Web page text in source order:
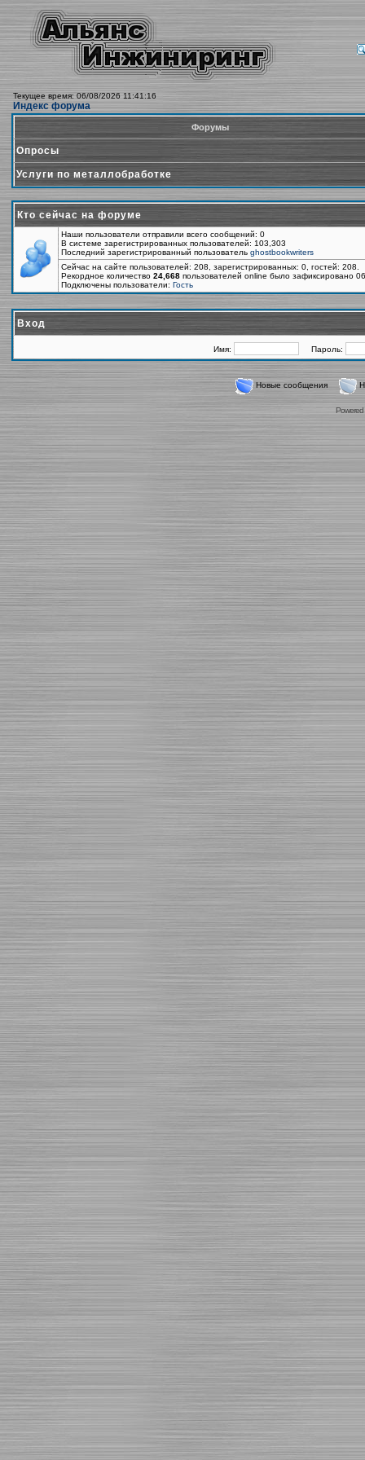
Текущее время: 06/08/2026 11:41:16
Индекс форума
Форумы
Опросы
Услуги по металлобработке
Кто сейчас на форуме
Наши пользователи отправили всего сообщений: 0
В системе зарегистрированных пользователей: 103,303
Последний зарегистрированный пользователь ghostbookwriters
Сейчас на сайте пользователей: 208, зарегистрированных: 0, гостей:
Рекордное количество 24,668 пользователей online было зафиксировано
Подключены пользователи: Гость
Вход
Имя: Пароль:
Новые сообщения